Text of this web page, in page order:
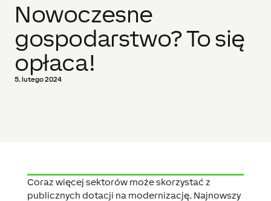
Nowoczesne
gospodarstwo? To się
opłaca!
5. lutego 2024
Coraz więcej sektorów może skorzystać z
publicznych dotacji na modernizację. Najnowszy